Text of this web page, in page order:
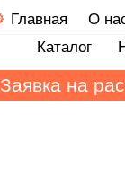
Главная
О
Каталог
Заявка на